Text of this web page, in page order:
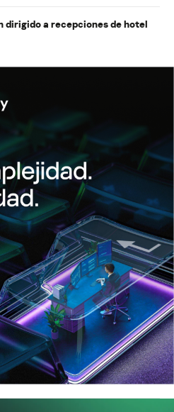
dirigido a recepciones de hotel